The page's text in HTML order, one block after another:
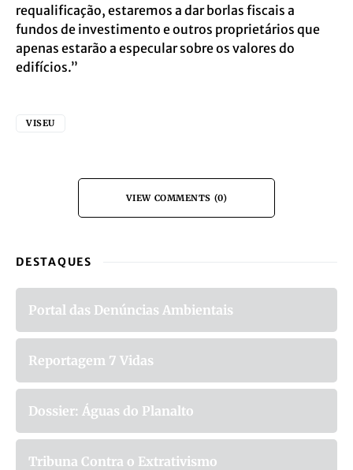
requalificação, estaremos a dar borlas fiscais a
fundos de investimento e outros proprietários que
apenas estarão a especular sobre os valores do
edifícios.”
VISEU
VIEW COMMENTS (0)
DESTAQUES
Portal das Denúncias Ambientais
Reportagem 7 Vidas
Dossier: Águas do Planalto
Tribuna Contra o Extrativismo